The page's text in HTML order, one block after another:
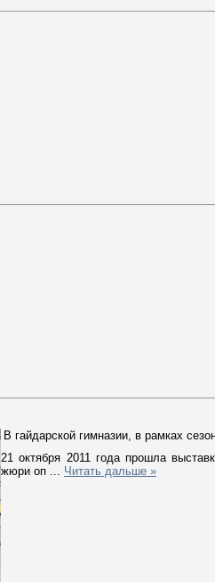
В гайдарской гимназии, в рамках
21 октября 2011 года прошла
жюри оп ... Читать дальше »